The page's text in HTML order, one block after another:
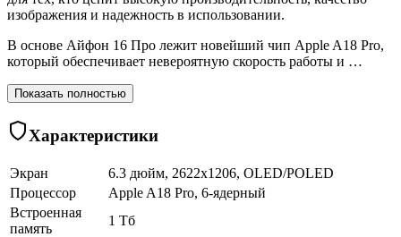
изображения и надежность в использовании.
В основе Айфон 16 Про лежит новейший чип Apple A18 Pro,
который обеспечивает невероятную скорость работы и …
Показать полностью
Характеристики
Экран
6.3 дюйм, 2622x1206, OLED/POLED
Процессор
Apple A18 Pro, 6-ядерный
Встроенная
память
1 Тб